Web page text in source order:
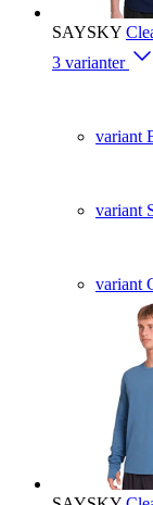
SAYSKY
3 varianter
variant
variant
variant